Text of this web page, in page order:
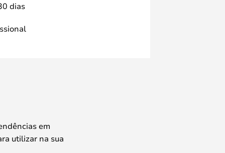
dias
em
utilizar na sua